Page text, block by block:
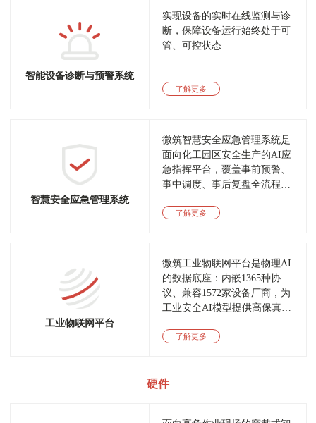
智能设备诊断与预警系统
实现设备的实时在线监测与诊
断，保障设备运行始终处于可
管、可控状态
了解更多
智慧安全应急管理系统
微筑智慧安全应急管理系统是
面向化工园区安全生产的AI应
急指挥平台，覆盖事前预警、
事中调度、事后复盘全流程，
全风险智能化管控平台建设指
了解更多
工业物联网平台
微筑工业物联网平台是物理AI
的数据底座：内嵌1365种协
议、兼容1572家设备厂商，为
工业安全AI模型提供高保真实
化部署，已通过华为鲲鹏920
了解更多
硬件